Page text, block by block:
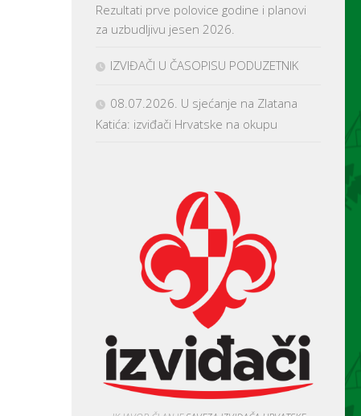
Rezultati prve polovice godine i planovi
za uzbudljivu jesen 2026.
IZVIĐAČI U ČASOPISU PODUZETNIK
08.07.2026. U sjećanje na Zlatana
Katića: izviđači Hrvatske na okupu